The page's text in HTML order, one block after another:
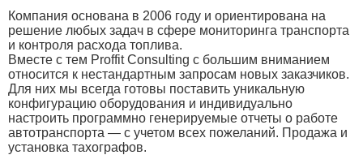
Компания основана в 2006 году и ориентирована на
решение любых задач в сфере мониторинга транспорта
и контроля расхода топлива.
Вместе с тем Proffit Consulting с большим вниманием
относится к нестандартным запросам новых заказчиков.
Для них мы всегда готовы поставить уникальную
конфигурацию оборудования и индивидуально
настроить программно генерируемые отчеты о работе
автотранспорта — с учетом всех пожеланий. Продажа и
установка тахографов.